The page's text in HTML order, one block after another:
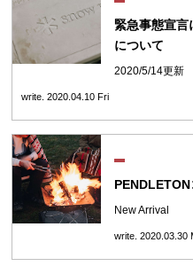
緊急事態宣言
について
2020/5/14更新
write. 2020.04.10 Fri
New Arrival
write. 2020.03.30